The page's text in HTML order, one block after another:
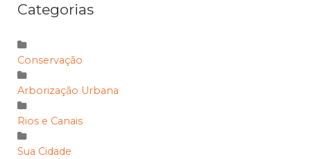
Categorias
Conservação
Arborização Urbana
Rios e Canais
Sua Cidade